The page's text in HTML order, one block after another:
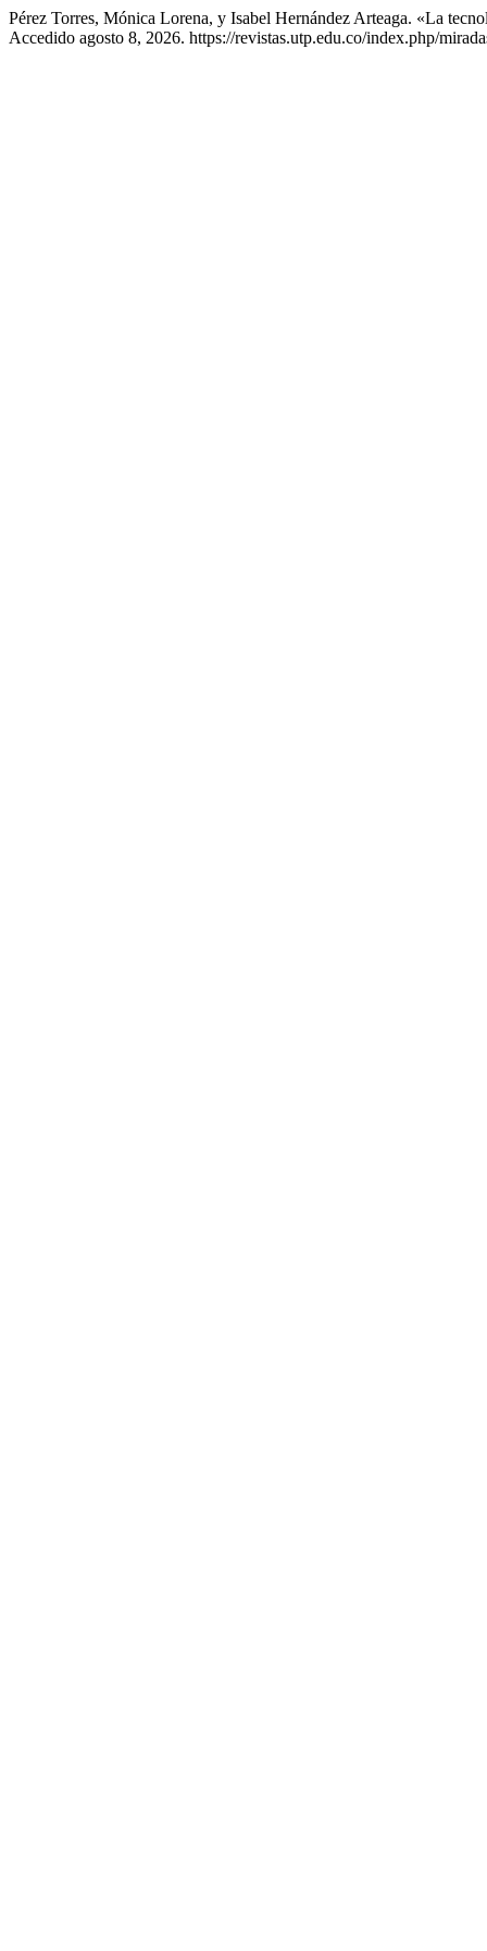
Pérez Torres, Mónica Lorena, y Isabel Hernández Arteaga. «La
Accedido agosto 8, 2026. https://revistas.utp.edu.co/index.php/